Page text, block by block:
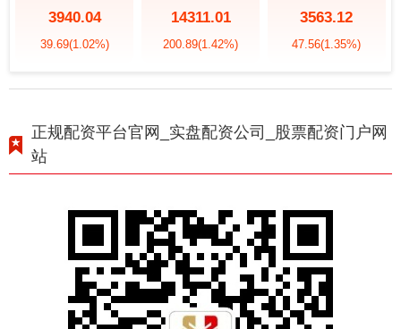
3940.04
39.69(1.02%)
14311.01
200.89(1.42%)
3563.12
47.56(1.35%)
正规配资平台官网_实盘配资公司_股票配资门户网
站